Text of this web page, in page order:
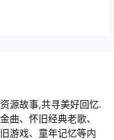
源故事,共寻美好回忆.
曲、怀旧经典老歌、
游戏、童年记忆等内